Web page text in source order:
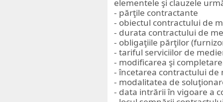
elementele şi clauzele
- părţile contractante
- obiectul contractului de
- durata contractului de
- obligaţiile părţilor
- tariful serviciilor de
- modificarea şi
- încetarea contractului de
- modalitatea de
- data intrării în vigoare a